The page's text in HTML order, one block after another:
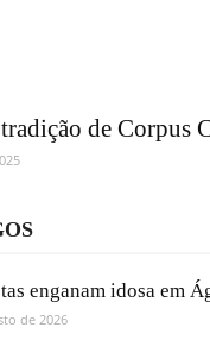
de Corpus
enganam idosa em
de 2026